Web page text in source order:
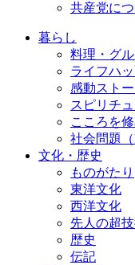
共産党に
暮らし
料理・グル
ライフハ
感動スト
スピリチ
こころを
社会問題（
文化・歴史
ものがたり
東洋文化
西洋文化
先人の超
歴史
伝記